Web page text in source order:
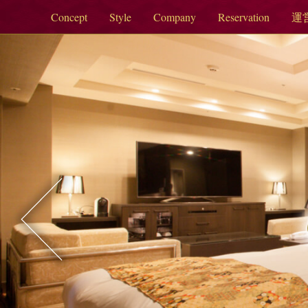
Concept Style Company Reservation 運